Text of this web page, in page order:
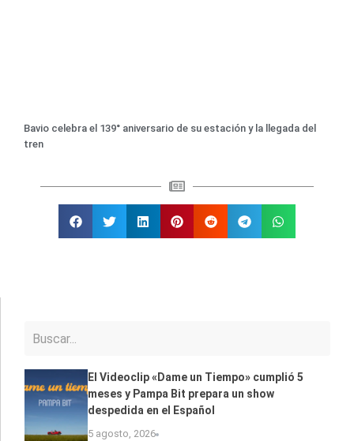
Bavio celebra el 139° aniversario de su estación y la llegada del
tren
El Videoclip «Dame un Tiempo» cumplió 5
meses y Pampa Bit prepara un show
despedida en el Español
5 agosto, 2026